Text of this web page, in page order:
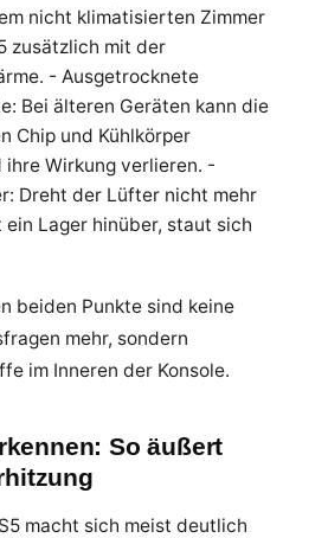
nicht klimatisierten Zimmer
zusätzlich mit der
- Ausgetrocknete
Bei älteren Geräten kann die
Chip und Kühlkörper
Wirkung verlieren. -
Dreht der Lüfter nicht mehr
Lager hinüber, staut sich
beiden Punkte sind keine
mehr, sondern
im Inneren der Konsole.
So äußert
macht sich meist deutlich